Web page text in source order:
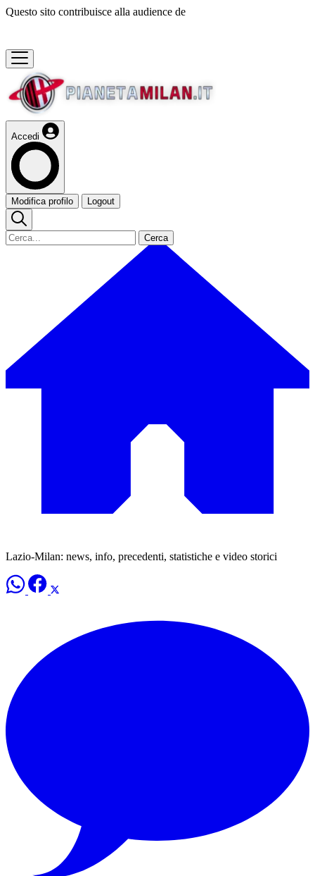
Questo sito contribuisce alla audience de
Accedi
Modifica profilo Logout
Cerca
Lazio-Milan: news, info, precedenti, statistiche e video storici